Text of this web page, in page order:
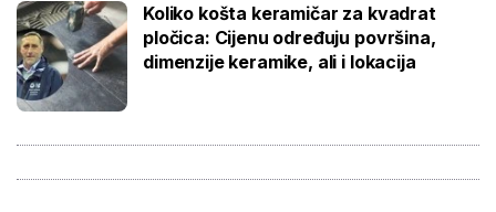
Koliko košta keramičar za kvadrat
pločica: Cijenu određuju površina,
dimenzije keramike, ali i lokacija